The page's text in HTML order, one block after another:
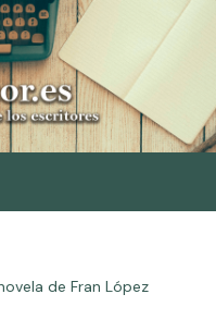
de Fran López